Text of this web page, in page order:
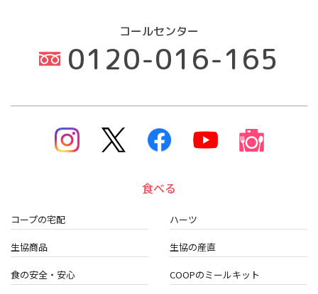
コールセンター
0120-016-165
食べる
コープの宅配 ハーツ
生協商品 生協の産直
食の安全・安心 COOPのミールキット